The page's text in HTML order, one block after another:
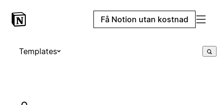
Få Notion utan kostnad
Templates